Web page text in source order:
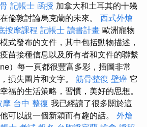
記帳士 函授 加拿大和土耳其的十幾
倫敦討論烏克蘭的未來。 西式外燴
按摩課程 記帳士 讀書計畫 歐洲寵物
式發布的文件，其中包括動物描述，
苗接種信息以及所有者和文件的聯繫
）每一頁都很豐富多彩，插圖非常
損失圖片和文字。 筋骨整復 壁癌 它
福的生活策略，習慣，美好的思想。
摩 台中 整復 我已經讀了很多關於這
可以說一個新穎而有趣的話。 外燴